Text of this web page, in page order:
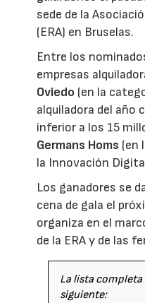
sede de la
(ERA) en Bruselas.
Entre los
empresas
Oviedo (en la
alquiladora del año
inferior a los 15
Germans Homs (en
la Innovación
Los ganadores se
cena de gala el
organiza en el
de la ERA y de las
La lista completa
siguiente: